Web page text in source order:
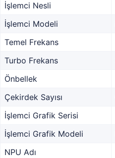
İşlemci Nesli
İşlemci Modeli
Temel Frekans
Turbo Frekans
Önbellek
Çekirdek Sayısı
İşlemci Grafik Serisi
İşlemci Grafik Modeli
NPU Adı